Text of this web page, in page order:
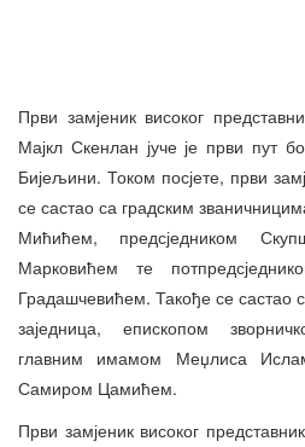
Први замјеник високог
Мајкл Скенлан јуче је први пут
Бијељини. Током посјете, први
се састао са градским
Мићићем, предсједником
Марковићем те
Градашчевићем. Такође се састао
заједница, епископом
главним имамом Меџлиса
Самиром Цамићем.
Први замјеник високог